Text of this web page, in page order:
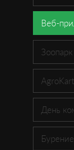
Веб-
Зоопарк
День
Бурение